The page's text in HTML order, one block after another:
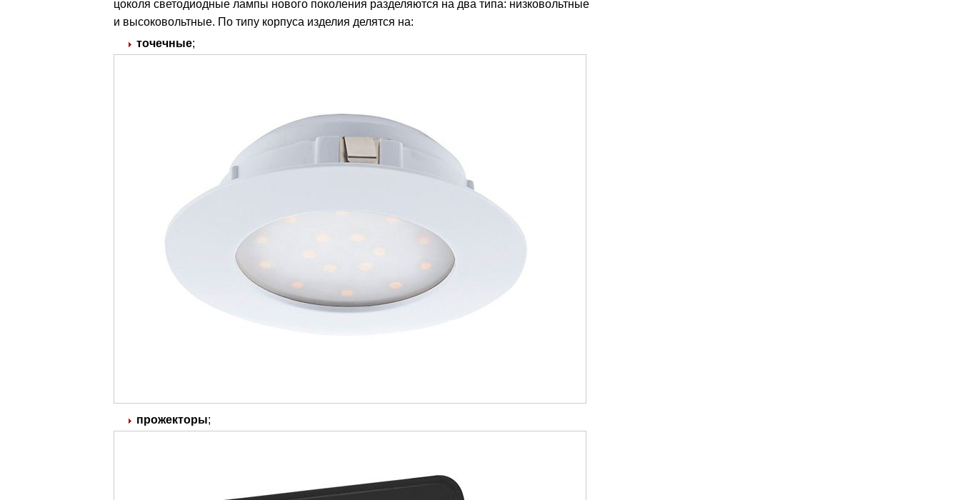
цоколя светодиодные лампы нового поколения разделяются на два типа: низковольтные
и высоковольтные. По типу корпуса изделия делятся на:
точечные;
прожекторы;